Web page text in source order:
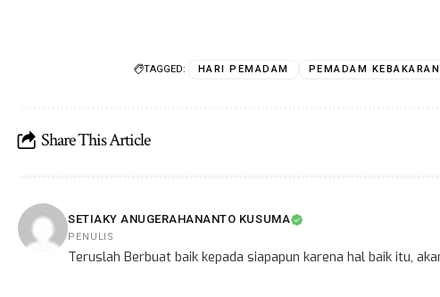
TAGGED: HARI PEMADAM PEMADAM KEBAKARAN
Share This Article
SETIAKY ANUGERAHANANTO KUSUMA
PENULIS
Teruslah Berbuat baik kepada siapapun karena hal baik itu,